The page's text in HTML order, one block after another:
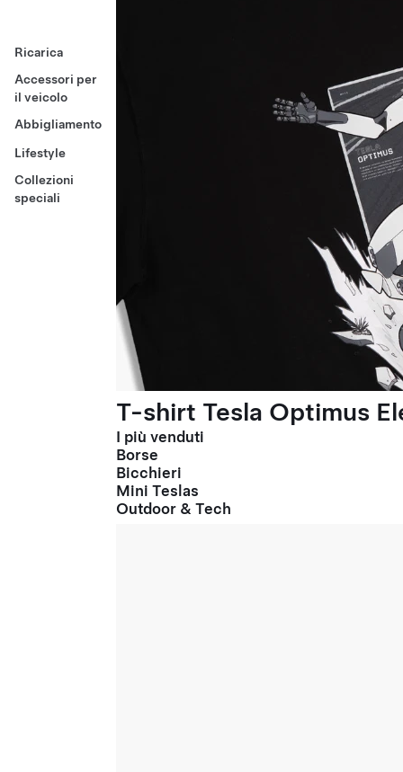
Ricarica
Accessori per
il veicolo
Abbigliamento
Lifestyle
Collezioni
speciali
T-shirt Tesla Optimus
I più venduti
Borse
Bicchieri
Mini Teslas
Outdoor & Tech